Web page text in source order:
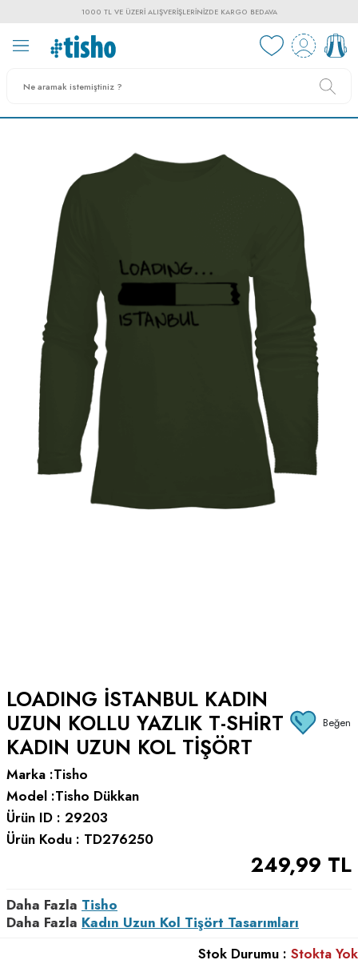
1000 TL VE ÜZERI ALIŞVERIŞLERINIZDE KARGO BEDAVA
LOADING ISTANBUL KADIN
UZUN KOLLU YAZLIK T-SHIRT
KADIN UZUN KOL TIŞÖRT
Beğen
Marka :Tisho
Model :Tisho Dükkan
Ürün ID : 29203
Ürün Kodu : TD276250
249,99 TL
Daha Fazla Tisho
Daha Fazla Kadın Uzun Kol Tişört Tasarımları
Stok Durumu : Stokta Yok